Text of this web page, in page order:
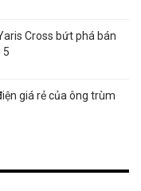
Cross bứt phá bán
5
giá rẻ của ông trùm